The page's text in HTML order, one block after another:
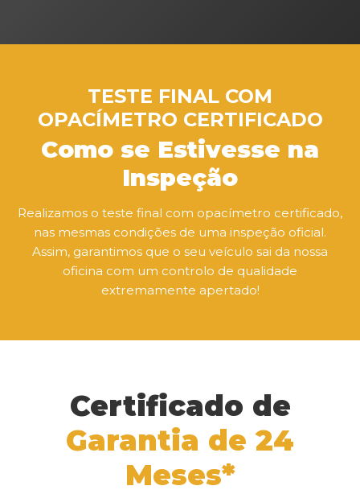
TESTE FINAL COM
OPACÍMETRO CERTIFICADO
Como se Estivesse na
Inspeção
Realizamos o teste final com opacímetro certificado,
nas mesmas condições de uma inspeção oficial.
Assim, garantimos que o seu veículo sai da nossa
oficina com um controlo de qualidade
extremamente apertado!
Certificado de
Garantia de 24
Meses*